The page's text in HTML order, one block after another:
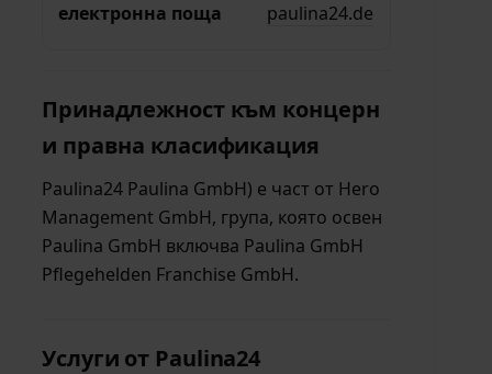
електронна поща
paulina24.de
Принадлежност към концерн
и правна класификация
Paulina24 Paulina GmbH) е част от Hero
Management GmbH, група, която освен
Paulina GmbH включва Paulina GmbH
Pflegehelden Franchise GmbH.
Услуги от Paulina24